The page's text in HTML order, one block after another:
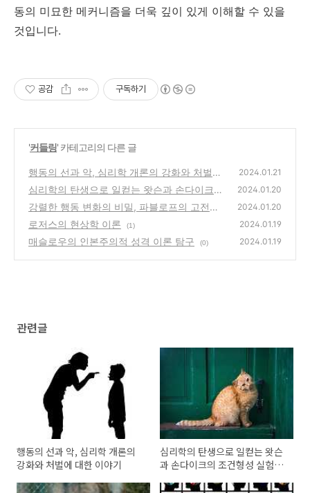
동의 미묘한 메커니즘을 더욱 깊이 있게 이해할 수 있을
것입니다.
공감 구독하기
'커들링' 카테고리의 다른 글
행동의 선과 악, 심리학 개론의 강화와 처벌에
대한 이야기
(2)
2024.01.21
심리학의 탄생으로 일컫는 왓슨과 손다이크의
조건형성 실험의 여정
(1)
2024.01.20
강렬한 행동 변화의 비밀, 파블로프의 고전적
조건형성 이론
(0)
2024.01.20
로저스의 현상학 이론 (1) 2024.01.19
매슬로우의 인본주의적 성격 이론 탐구 (0) 2024.01.19
관련글
행동의 선과 악, 심리학 개론의
강화와 처벌에 대한 이야기
심리학의 탄생으로 일컫는 왓슨
과 손다이크의 조건형성 실험의